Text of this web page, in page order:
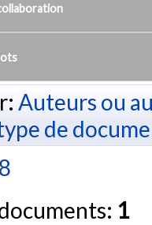
Auteurs ou
de
1